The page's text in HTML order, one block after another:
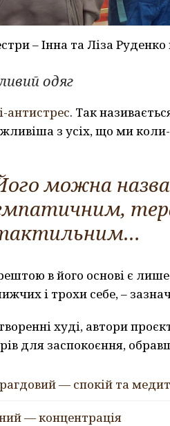
– Інна та Ліза
одяг
антистрес. Так
з усіх, що ми
можна
в його основі є
і трохи себе, –
худі, автори
для заспокоєння,
— спокій та
— концентрація